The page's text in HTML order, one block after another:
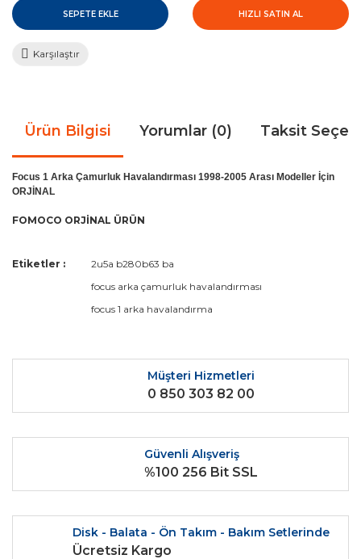
SEPETE EKLE HIZLI SATIN AL
Karşılaştır
Ürün Bilgisi Yorumlar (0) Taksit
Focus 1 Arka Çamurluk Havalandırması 1998-2005 Arası Modeller İçin
ORJİNAL
FOMOCO ORJİNAL ÜRÜN
Bu ürüne ilk yorumu siz yapın!
Bu ürünün fiyat bilgisi, resim, ürün açıklamalarında ve diğer
kullanarak tarafımıza iletebilirsiniz.
Görüş ve önerileriniz için teşekkür ederiz.
Ürün açıklamasında eksik bilgiler bulunuyor.
Ürün bilgilerinde hatalar bulunuyor.
Ürün fiyatı diğer sitelerden daha pahalı.
Bu ürüne benzer farklı alternatifler olmalı.
Gönder
Etiketler :
2u5a b280b63 ba
focus arka çamurluk havalandırması
focus 1 arka havalandırma
Müşteri Hizmetleri
0 850 303 82 00
Güvenli Alışveriş
%100 256 Bit SSL
Disk - Balata - Ön Takım - Bakım Setlerinde
Ücretsiz Kargo